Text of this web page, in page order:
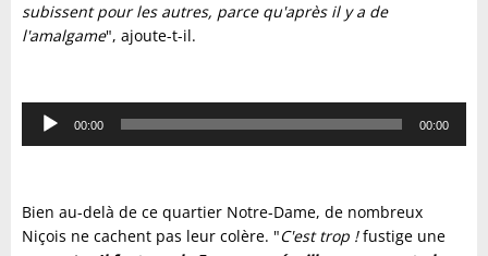
subissent pour les autres, parce qu'après il y a de
l'amalgame", ajoute-t-il.
Lecteur
audio
00:00 00:00
Bien au-delà de ce quartier Notre-Dame, de nombreux
Niçois ne cachent pas leur colère. "C'est trop !fustige une